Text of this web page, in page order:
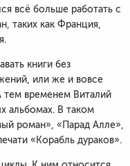
всё больше работать с
таких как Франция,
книги без
или же и вовсе
тем временем Виталий
альбомах. В таком
роман», «Парад Алле»,
«Корабль дураков».